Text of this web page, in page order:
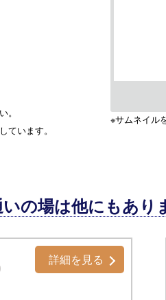
。
ています。
※サムネイル
の場は他にもあり
詳細を見る